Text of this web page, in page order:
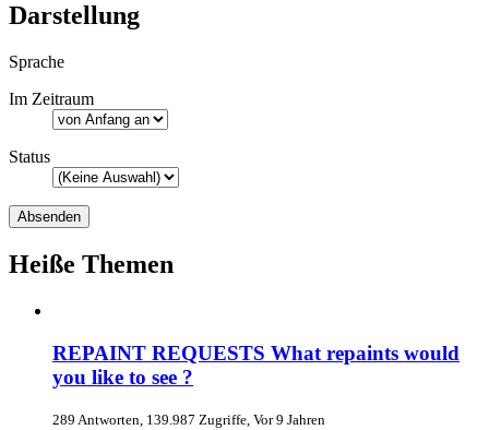
Darstellung
Sprache
Im Zeitraum
Status
Heiße Themen
REPAINT REQUESTS What repaints would
you like to see ?
289 Antworten, 139.987 Zugriffe, Vor 9 Jahren